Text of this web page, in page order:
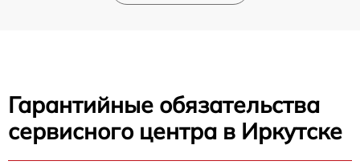
Гарантийные обязательства
сервисного центра в Иркутске